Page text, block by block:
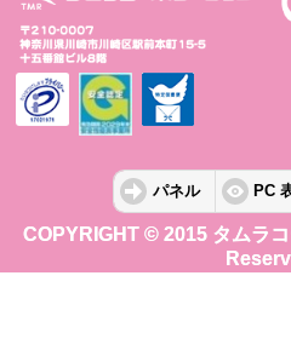
パネル PC
COPYRIGHT © 2015 タムラ